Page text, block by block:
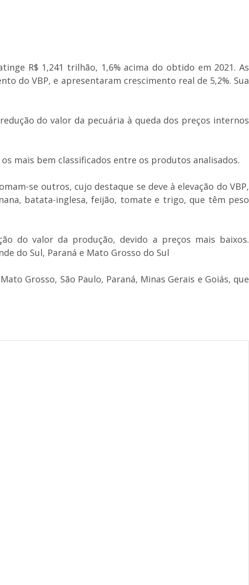
R$ 1,241 trilhão, 1,6% acima do obtido em 2021. As
do VBP, e apresentaram crescimento real de 5,2%. Sua
do valor da pecuária à queda dos preços internos
mais bem classificados entre os produtos analisados.
se outros, cujo destaque se deve à elevação do VBP,
batata-inglesa, feijão, tomate e trigo, que têm peso
do valor da produção, devido a preços mais baixos.
do Sul, Paraná e Mato Grosso do Sul
Grosso, São Paulo, Paraná, Minas Gerais e Goiás, que